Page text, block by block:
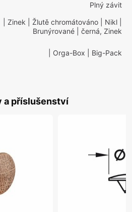
Plný závit
| Zinek | Žlutě chromátováno | Nikl
Brunýrované | černá, Zinek
| Orga-Box | Big-Pack
a příslušenství